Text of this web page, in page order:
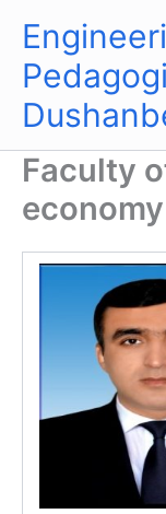
content
Faculty
economy